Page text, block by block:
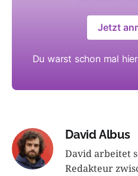
Jetzt
Du warst schon mal
David Albus
David arbeitet
Redakteur